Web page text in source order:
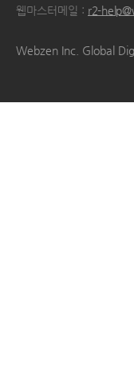
웹마스터메일 : r2-
Webzen Inc. Global